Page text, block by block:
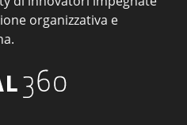
organizzativa e